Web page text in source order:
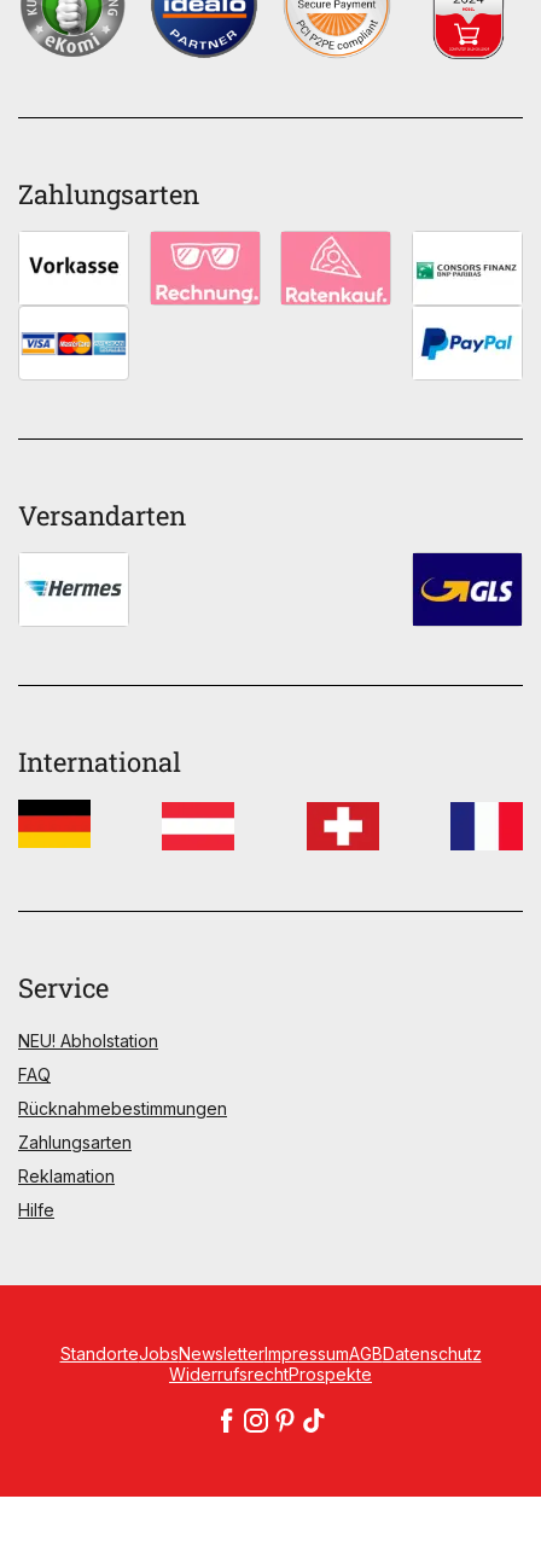
Zahlungsarten
Versandarten
International
Service
NEU! Abholstation
FAQ
Rücknahmebestimmungen
Zahlungsarten
Reklamation
Hilfe
StandorteJobsNewsletterImpressumAGBDatenschutz
WiderrufsrechtProspekte